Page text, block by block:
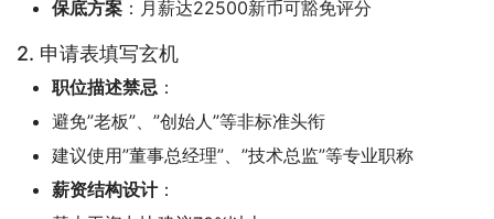
保底方案 ：月薪达22500新币可豁免评分
2. 申请表填写玄机
职位描述禁忌 ：
避免”老板”、”创始人”等非标准头衔
建议使用”董事总经理”、”技术总监”等专业职称
薪资结构设计：